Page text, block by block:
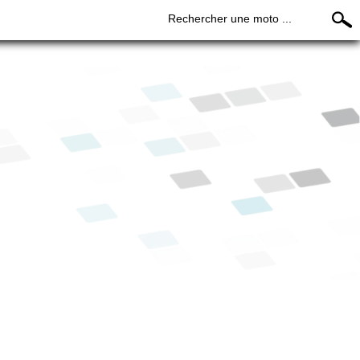
Rechercher une moto ...